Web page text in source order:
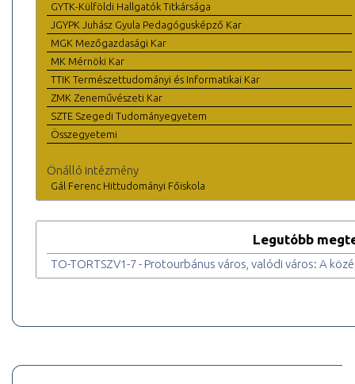
GYTK-Külföldi Hallgatók Titkársága
JGYPK Juhász Gyula Pedagógusképző Kar
MGK Mezőgazdasági Kar
MK Mérnöki Kar
TTIK Természettudományi és Informatikai Kar
ZMK Zeneművészeti Kar
SZTE Szegedi Tudományegyetem
Összegyetemi
Önálló intézmény
Gál Ferenc Hittudományi Főiskola
Legutóbb
TO-TORTSZV1-7 - Protourbánus város, valódi város: A